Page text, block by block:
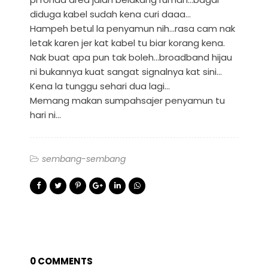
diduga kabel sudah kena curi daaa...
Hampeh betul la penyamun nih...rasa cam nak
letak karen jer kat kabel tu biar korang kena.
Nak buat apa pun tak boleh...broadband hijau
ni bukannya kuat sangat signalnya kat sini...
Kena la tunggu sehari dua lagi...
Memang makan sumpahsajer penyamun tu
hari ni...
sembang-sembang
0 COMMENTS